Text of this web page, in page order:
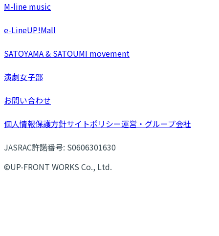
M-line music
e-LineUP!Mall
SATOYAMA & SATOUMI movement
演劇女子部
お問い合わせ
個人情報保護方針サイトポリシー運営・グループ会社
JASRAC許諾番号: S0606301630
©UP-FRONT WORKS Co., Ltd.